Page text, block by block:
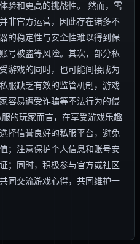
验和更高的挑战性。 然而，需
非官方运营，因此存在诸多不
的稳定性与安全性难以得到保
号被盗等风险。其次，部分私
游戏的同时，也可能间接成为
服缺乏有效的监管机制，游戏
容易遭受诈骗等不法行为的侵
的玩家而言，在享受游戏乐趣
择信誉良好的私服平台，避免
；注意保护个人信息和账号安
；同时，积极参与官方或社区
同交流游戏心得，共同维护一